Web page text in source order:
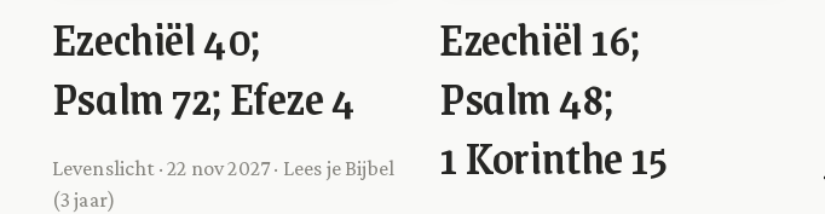
Ezechiël 40;
Psalm 72; Efeze 4
Levenslicht · 22 nov 2027 · Lees je Bijbel
(3 jaar)
Ezechiël 16;
Psalm 48;
1 Korinthe 15